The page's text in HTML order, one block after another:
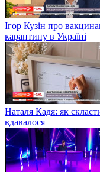
Ігор Кузін про
карантину в Україні
Наталя Кадя: як
вдавалося